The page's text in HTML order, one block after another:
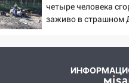
четыре человека
заживо в страшном